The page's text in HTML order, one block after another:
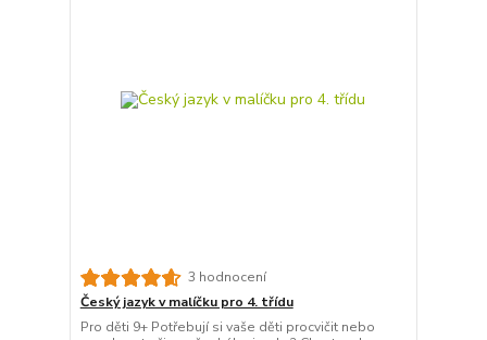
3 hodnocení
Český jazyk v malíčku pro 4. třídu
Pro děti 9+ Potřebují si vaše děti procvičit nebo